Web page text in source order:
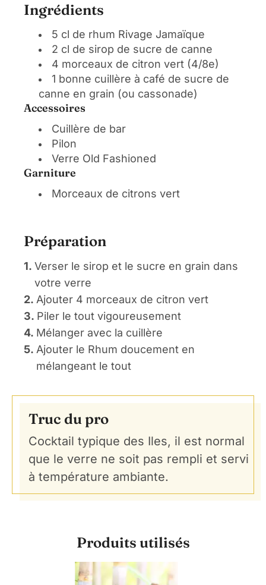
Ingrédients
5 cl de rhum Rivage Jamaïque
2 cl de sirop de sucre de canne
4 morceaux de citron vert (4/8e)
1 bonne cuillère à café de sucre de
canne en grain (ou cassonade)
Accessoires
Cuillère de bar
Pilon
Verre Old Fashioned
Garniture
Morceaux de citrons vert
Préparation
1. Verser le sirop et le sucre en grain dans
votre verre
2. Ajouter 4 morceaux de citron vert
3. Piler le tout vigoureusement
4. Mélanger avec la cuillère
5. Ajouter le Rhum doucement en
mélangeant le tout
Truc du pro
Cocktail typique des Iles, il est normal
que le verre ne soit pas rempli et servi
à température ambiante.
Produits utilisés